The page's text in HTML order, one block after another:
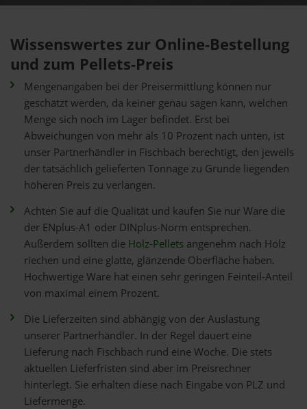
Wissenswertes zur Online-Bestellung
und zum Pellets-Preis
Mengenangaben bei der Preisermittlung können nur
geschätzt werden, da keiner genau sagen kann, welchen
Menge sich noch im Lager befindet. Erst bei
Abweichungen von mehr als 10 Prozent nach unten, ist
unser Partnerhändler in Fischbach berechtigt, den jeweils
der tatsächlich gelieferten Tonnage zu Grunde liegenden
höheren Preis zu verlangen.
Achten Sie auf die Qualität und kaufen Sie nur Ware die
der ENplus-A1 oder DINplus-Norm entsprechen.
Außerdem sollten die Holz-Pellets angenehm nach Holz
riechen und eine glatte, glänzende Oberfläche haben.
Hochwertige Ware hat einen sehr geringen Feinteil-Anteil
von maximal einem Prozent.
Die Lieferzeiten sind abhängig von der Auslastung
unserer Partnerhändler. In der Regel dauert eine
Lieferung nach Fischbach rund eine Woche. Die stets
aktuellen Lieferfristen sind aber im Preisrechner
hinterlegt. Sie erhalten diese nach Eingabe von PLZ und
Liefermenge.